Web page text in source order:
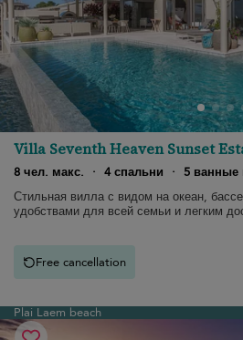
Villa Seventh Heaven Sunset
8 чел. макс.
· 4 спальни ·
5
Стильная вилла с видом на океан,
удобствами для всей семьи и легким
Free cancellation
Plai Laem beach